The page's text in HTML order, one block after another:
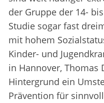
der Gruppe der 14-
Studie sogar fast
mit hohem
Kinder- und
in Hannover, Thomas
Hintergrund ein
Prävention für